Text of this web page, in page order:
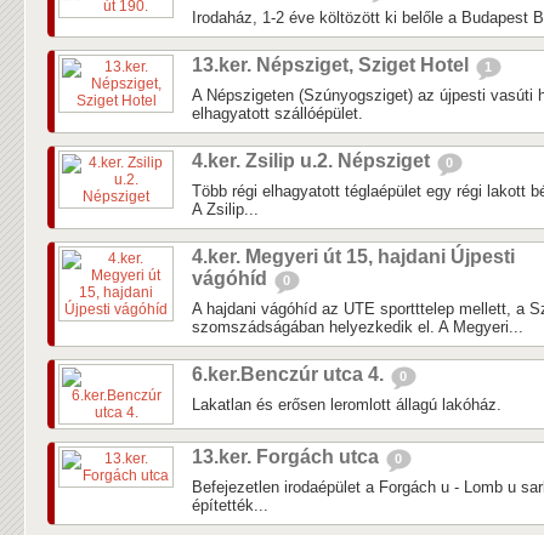
Irodaház, 1-2 éve költözött ki belőle a Budapest
13.ker. Népsziget, Sziget Hotel 1
A Népszigeten (Szúnyogsziget) az újpesti vasúti
elhagyatott szállóépület.
4.ker. Zsilip u.2. Népsziget 0
Több régi elhagyatott téglaépület egy régi lakott
A Zsilip...
4.ker. Megyeri út 15, hajdani Újpesti
vágóhíd
0
A hajdani vágóhíd az UTE sportttelep mellett, a
szomszádságában helyezkedik el. A Megyeri...
6.ker.Benczúr utca 4. 0
Lakatlan és erősen leromlott állagú lakóház.
13.ker. Forgách utca 0
Befejezetlen irodaépület a Forgách u - Lomb u
építették...